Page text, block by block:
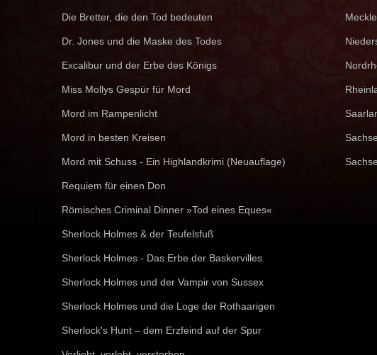
Die Bretter, die den Tod bedeuten
Dr. Jones und die Maske des Todes
Excalibur und der Erbe des Königs
Miss Mollys Gespür für Mord
Mord im Rampenlicht
Mord in besten Kreisen
Mord mit Schuss - Ein Highlandkrimi (Neuauflage)
Requiem für einen Don
Römisches Criminal Dinner »Tod eines Eques«
Sherlock Holmes & der Teufelsfuß
Sherlock Holmes - Das Erbe der Baskervilles
Sherlock Holmes und der Vampir von Sussex
Sherlock Holmes und die Loge der Rothaarigen
Sherlock's Hunt – dem Erzfeind auf der Spur